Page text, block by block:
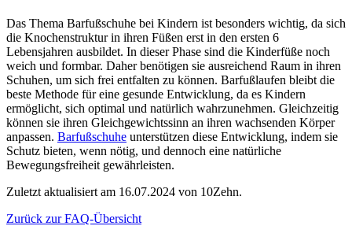
Das Thema Barfußschuhe bei Kindern ist besonders wichtig, da sich
die Knochenstruktur in ihren Füßen erst in den ersten 6
Lebensjahren ausbildet. In dieser Phase sind die Kinderfüße noch
weich und formbar. Daher benötigen sie ausreichend Raum in ihren
Schuhen, um sich frei entfalten zu können. Barfußlaufen bleibt die
beste Methode für eine gesunde Entwicklung, da es Kindern
ermöglicht, sich optimal und natürlich wahrzunehmen. Gleichzeitig
können sie ihren Gleichgewichtssinn an ihren wachsenden Körper
anpassen. Barfußschuhe unterstützen diese Entwicklung, indem sie
Schutz bieten, wenn nötig, und dennoch eine natürliche
Bewegungsfreiheit gewährleisten.
Zuletzt aktualisiert am 16.07.2024 von 10Zehn.
Zurück zur FAQ-Übersicht